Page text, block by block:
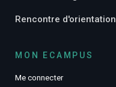
Rencontre d'orientation
MON ECAMPUS
Me connecter